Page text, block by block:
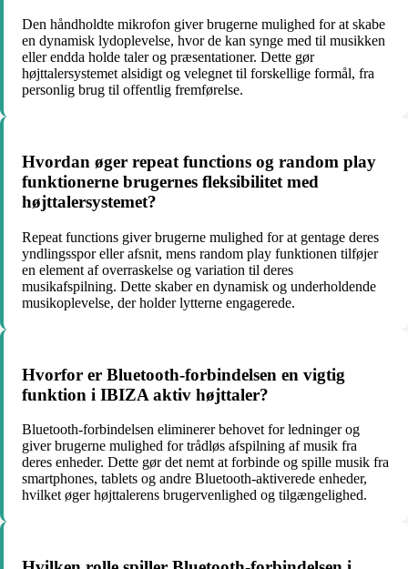
Den håndholdte mikrofon giver brugerne mulighed for at skabe
en dynamisk lydoplevelse, hvor de kan synge med til musikken
eller endda holde taler og præsentationer. Dette gør
højttalersystemet alsidigt og velegnet til forskellige formål, fra
personlig brug til offentlig fremførelse.
Hvordan øger repeat functions og random play
funktionerne brugernes fleksibilitet med
højttalersystemet?
Repeat functions giver brugerne mulighed for at gentage deres
yndlingsspor eller afsnit, mens random play funktionen tilføjer
en element af overraskelse og variation til deres
musikafspilning. Dette skaber en dynamisk og underholdende
musikoplevelse, der holder lytterne engagerede.
Hvorfor er Bluetooth-forbindelsen en vigtig
funktion i IBIZA aktiv højttaler?
Bluetooth-forbindelsen eliminerer behovet for ledninger og
giver brugerne mulighed for trådløs afspilning af musik fra
deres enheder. Dette gør det nemt at forbinde og spille musik fra
smartphones, tablets og andre Bluetooth-aktiverede enheder,
hvilket øger højttalerens brugervenlighed og tilgængelighed.